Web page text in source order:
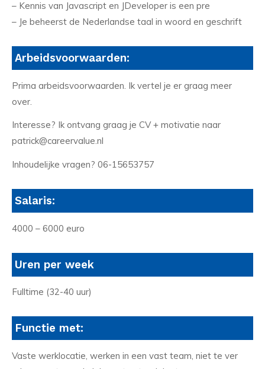
– Kennis van Javascript en JDeveloper is een pre
– Je beheerst de Nederlandse taal in woord en geschrift
Arbeidsvoorwaarden:
Prima arbeidsvoorwaarden. Ik vertel je er graag meer
over.
Interesse? Ik ontvang graag je CV + motivatie naar
patrick@careervalue.nl
Inhoudelijke vragen? 06-15653757
Salaris:
4000 – 6000 euro
Uren per week
Fulltime (32-40 uur)
Functie met:
Vaste werklocatie, werken in een vast team, niet te ver